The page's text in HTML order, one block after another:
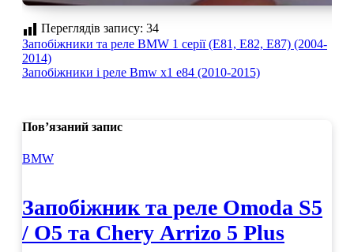
Переглядів запису: 34
Навігація
записів
Запобіжники та реле BMW 1 серії (E81, E82, E87) (2004-
2014)
Запобіжники і реле Bmw x1 e84 (2010-2015)
Пов’язаний запис
BMW
Запобіжник та реле Omoda S5
/ O5 та Chery Arrizo 5 Plus